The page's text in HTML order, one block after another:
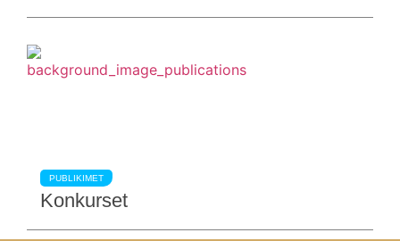
PUBLIKIMET
Konkurset